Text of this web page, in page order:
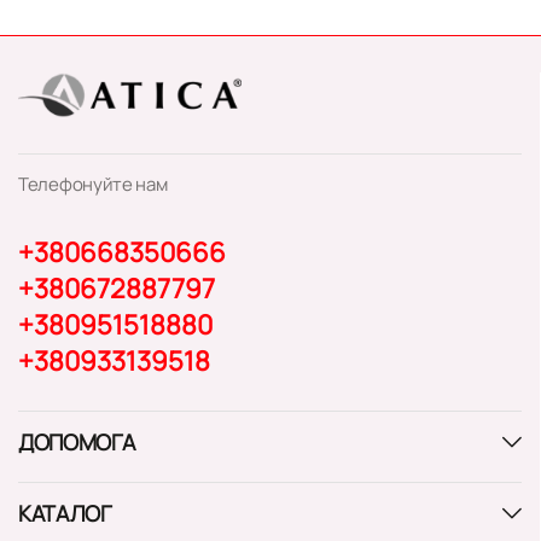
Телефонуйте нам
+380668350666
+380672887797
+380951518880
+380933139518
ДОПОМОГА
КАТАЛОГ